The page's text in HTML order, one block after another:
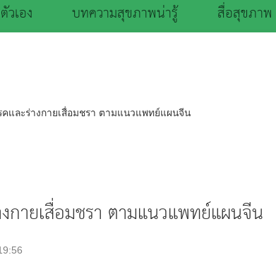
เอง บทความสุขภาพน่ารู้ สื่อสุขภาพ
และร่างกายเสื่อมชรา ตามแนวแพทย์แผนจีน
กายเสื่อมชรา ตามแนวแพทย์แผนจีน